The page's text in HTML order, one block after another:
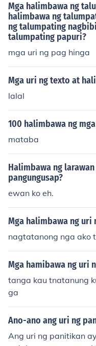
Mga halimbawa ng
halimbawa ng
ng talumpating
talumpating papuri?
mga uri ng pag hinga
Mga uri ng texto at
lalal
100 halimbawa ng
mataba
Halimbawa ng
pangungusap?
ewan ko eh.
Mga halimbawa ng uri
nagtatanong nga ako
Mga hamibawa ng uri
tanga kau tnatanung
ga
Ano-ano ang uri ng
Ang uri ng panitikan